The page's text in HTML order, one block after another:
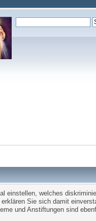
welches
Sie sich damit
und Anstiftungen sind